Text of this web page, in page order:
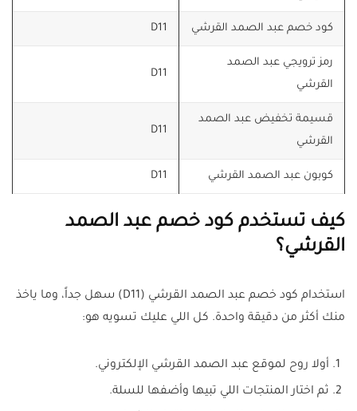
كود خصم عبد الصمد القرشي D11
رمز ترويجي عبد الصمد
القرشي
D11
قسيمة تخفيض عبد الصمد
القرشي
D11
كوبون عبد الصمد القرشي D11
كيف تستخدم كود خصم عبد الصمد
القرشي؟
استخدام كود خصم عبد الصمد القرشي (D11) سهل جداً، وما ياخذ
منك أكثر من دقيقة واحدة. كل اللي عليك تسويه هو:
أولا روح لموقع عبد الصمد القرشي الإلكتروني.
ثم اختار المنتجات اللي تبيها وأضفها للسلة.